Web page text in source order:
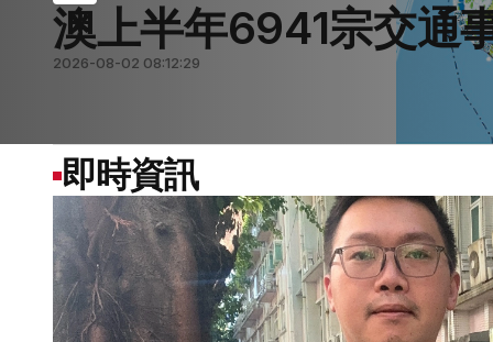
要聞
要聞
澳聞
澳上半年6941宗交通
2026-08-02 08:12:29
澳聞
即時資訊